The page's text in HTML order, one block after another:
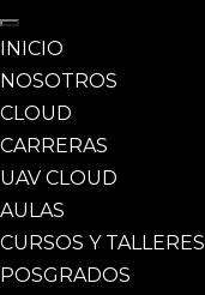
INICIO
NOSOTROS
CLOUD
CARRERAS
UAV CLOUD
AULAS
CURSOS Y TALLERES
POSGRADOS